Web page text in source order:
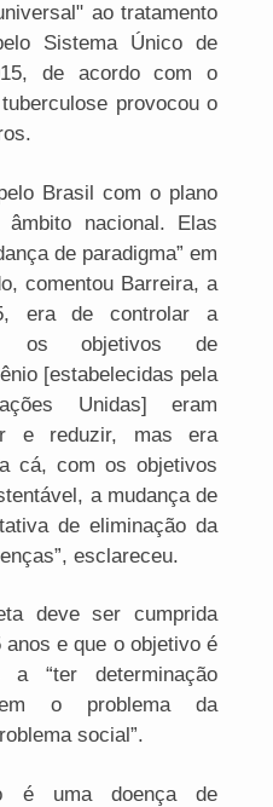
ao tratamento
Sistema Único de
de acordo com o
provocou o
Brasil com o plano
nacional. Elas
de paradigma” em
comentou Barreira, a
era de controlar a
os objetivos de
[estabelecidas pela
Unidas] eram
e reduzir, mas era
cá, com os objetivos
a mudança de
de eliminação da
esclareceu.
deve ser cumprida
e que o objetivo é
“ter determinação
o problema da
social”.
é uma doença de